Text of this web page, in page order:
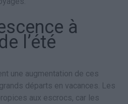
à
l’été
une augmentation de ces
départs en vacances. Les
aux escrocs, car les